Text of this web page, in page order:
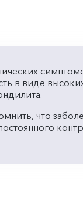
в виде
что